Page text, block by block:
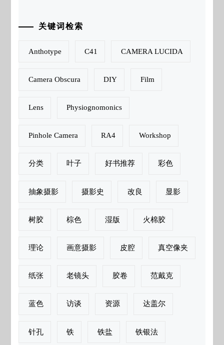
关键词检索
Anthotype C41 CAMERA LUCIDA
Camera Obscura DIY Film
Lens Physiognomonics
Pinhole Camera RA4 Workshop
分类 叶子 好书推荐 彩色
抽象摄影 摄影史 改良 显影
树胶 棕色 湿版 火棉胶
理论 画意摄影 皮腔 真空像夹
纸张 老镜头 胶卷 范戴克
蓝色 访谈 资源 达盖尔
针孔 铁 铁盐 铁银法